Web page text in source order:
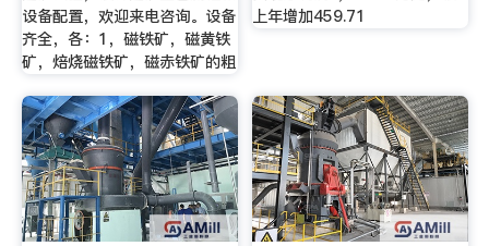
设备配置，欢迎来电咨询。设备
齐全，各：1，磁铁矿，磁黄铁
矿，焙烧磁铁矿，磁赤铁矿的粗
上年增加459.71